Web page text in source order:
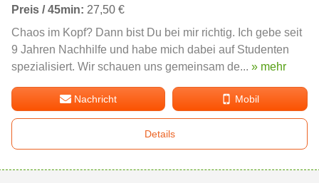
Preis / 45min: 27,50 €
Chaos im Kopf? Dann bist Du bei mir richtig. Ich gebe seit
9 Jahren Nachhilfe und habe mich dabei auf Studenten
spezialisiert. Wir schauen uns gemeinsam de... » mehr
Nachricht Mobil
Details